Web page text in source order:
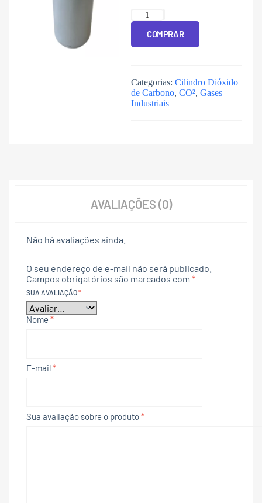
COMPRAR
Categorias: Cilindro Dióxido
de Carbono, CO², Gases
Industriais
AVALIAÇÕES (0)
Não há avaliações ainda.
O seu endereço de e-mail não será publicado.
Campos obrigatórios são marcados com *
SUA AVALIAÇÃO*
Nome *
E-mail*
Sua avaliação sobre o produto*